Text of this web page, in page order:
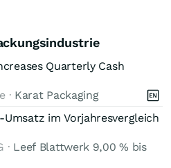
Quarterly Cash
· Karat Packaging
im Vorjahresvergleich
· Leef Blattwerk 9,00 % bis